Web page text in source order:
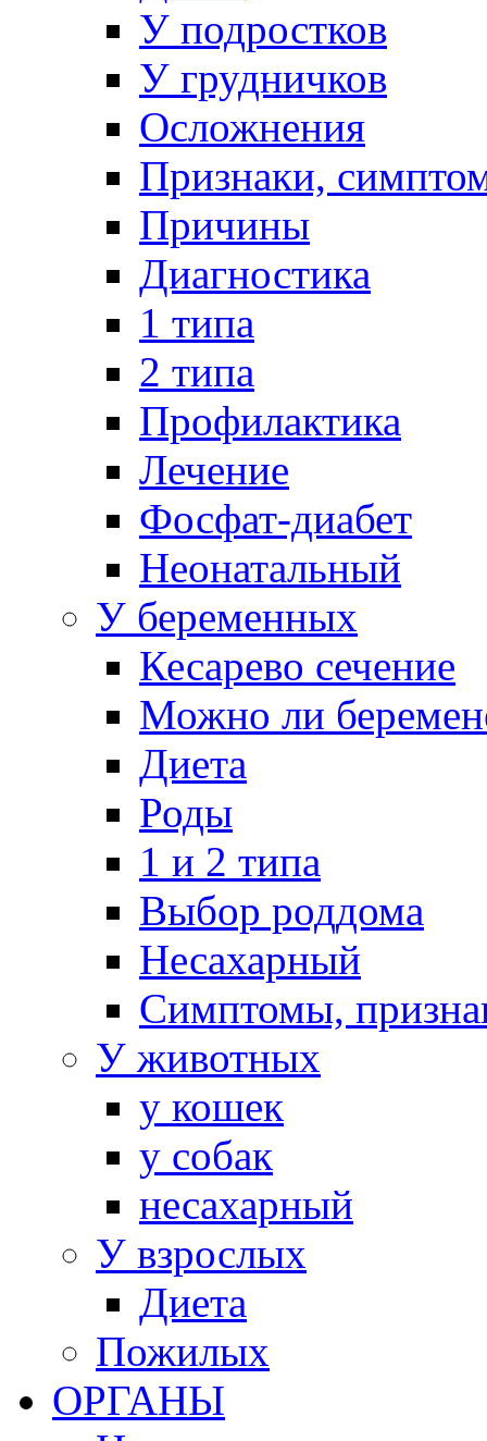
У подростков
У грудничков
Осложнения
Признаки,
Причины
Диагностика
1 типа
2 типа
Профилактика
Лечение
Фосфат-диабет
Неонатальный
У беременных
Кесарево сечение
Можно ли
Диета
Роды
1 и 2 типа
Выбор роддома
Несахарный
Симптомы,
У животных
у кошек
у собак
несахарный
У взрослых
Диета
Пожилых
ОРГАНЫ